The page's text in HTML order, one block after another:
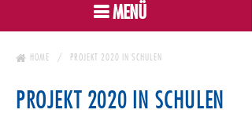
MENÜ
HOME PROJEKT 2020 IN SCHULEN
PROJEKT 2020 IN SCHULEN